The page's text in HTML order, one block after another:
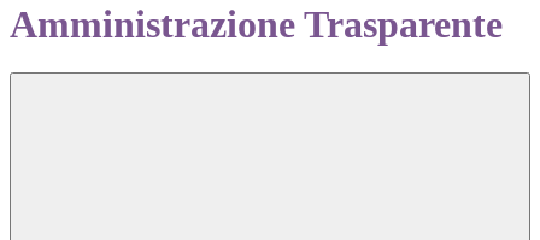
Amministrazione Trasparente